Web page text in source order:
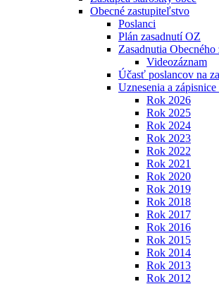
Obecné zastupiteľstvo
Poslanci
Plán zasadnutí OZ
Zasadnutia
Videozáznam
Účasť poslancov na
Uznesenia a
Rok 2026
Rok 2025
Rok 2024
Rok 2023
Rok 2022
Rok 2021
Rok 2020
Rok 2019
Rok 2018
Rok 2017
Rok 2016
Rok 2015
Rok 2014
Rok 2013
Rok 2012